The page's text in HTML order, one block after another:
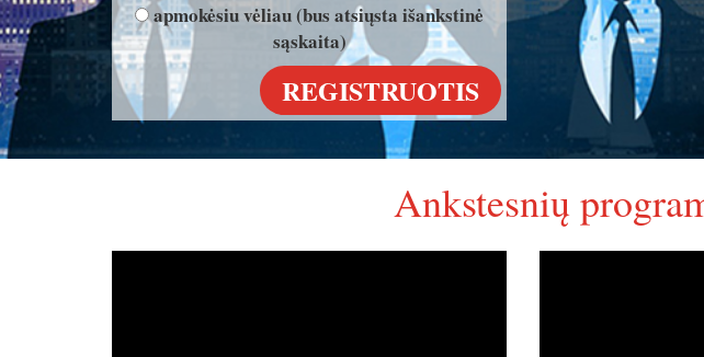
apmokėsiu vėliau (bus atsiųsta išankstinė
sąskaita)
Ankstesnių